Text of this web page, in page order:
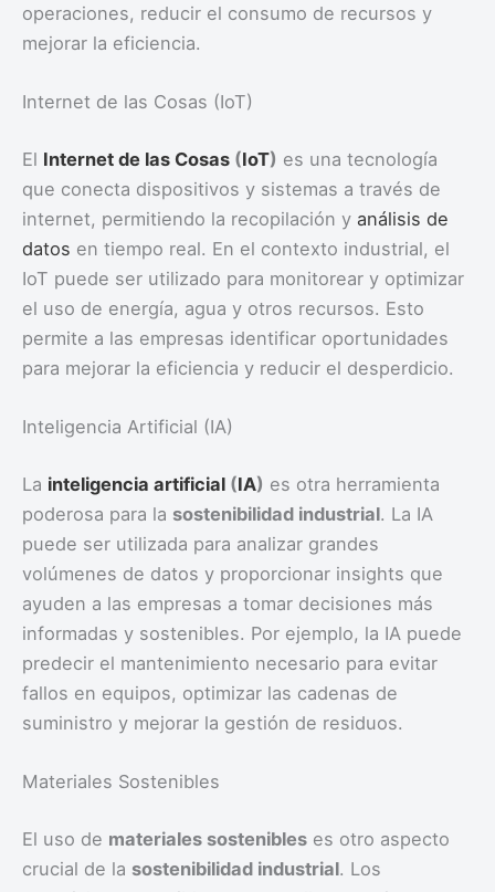
operaciones, reducir el consumo de recursos y
mejorar la eficiencia.
Internet de las Cosas (IoT)
El Internet de las Cosas (IoT) es una tecnología
que conecta dispositivos y sistemas a través de
internet, permitiendo la recopilación y análisis de
datos en tiempo real. En el contexto industrial, el
IoT puede ser utilizado para monitorear y optimizar
el uso de energía, agua y otros recursos. Esto
permite a las empresas identificar oportunidades
para mejorar la eficiencia y reducir el desperdicio.
Inteligencia Artificial (IA)
La inteligencia artificial (IA) es otra herramienta
poderosa para la sostenibilidad industrial. La IA
puede ser utilizada para analizar grandes
volúmenes de datos y proporcionar insights que
ayuden a las empresas a tomar decisiones más
informadas y sostenibles. Por ejemplo, la IA puede
predecir el mantenimiento necesario para evitar
fallos en equipos, optimizar las cadenas de
suministro y mejorar la gestión de residuos.
Materiales Sostenibles
El uso de materiales sostenibles es otro aspecto
crucial de la sostenibilidad industrial. Los